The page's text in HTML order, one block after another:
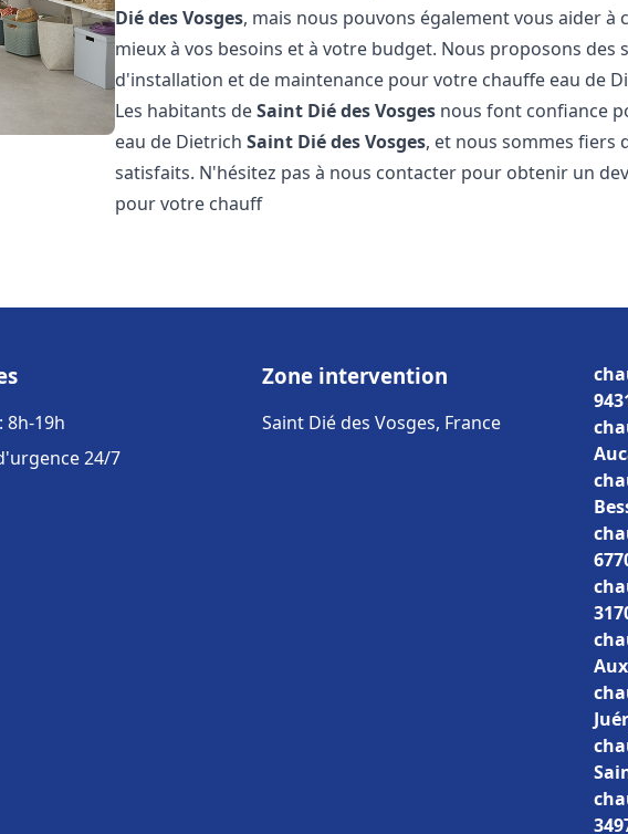
Dié des Vosges, mais nous pouvons également vous aider à
mieux à vos besoins et à votre budget. Nous proposons des
d'installation et de maintenance pour votre chauffe eau de
Les habitants deSaint Dié des Vosges nous font confiance
eau de DietrichSaint Dié des Vosges, et nous sommes fiers
satisfaits. N'hésitez pas à nous contacter pour obtenir un
pour votre chauff
8h-19h
24/7
Zone intervention
Saint Dié des Vosges, France